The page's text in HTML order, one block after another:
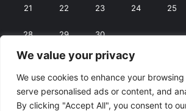
We value your privacy
We use cookies to enhance your
serve personalised ads or content, and
By clicking "Accept All", you consent to
21 22 23 24 25
28 29 30
« mai iul. »
© Copyright 2026, All Rights